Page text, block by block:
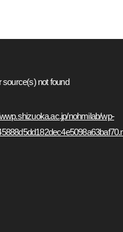
source(s) not found
nohmilab/wp-